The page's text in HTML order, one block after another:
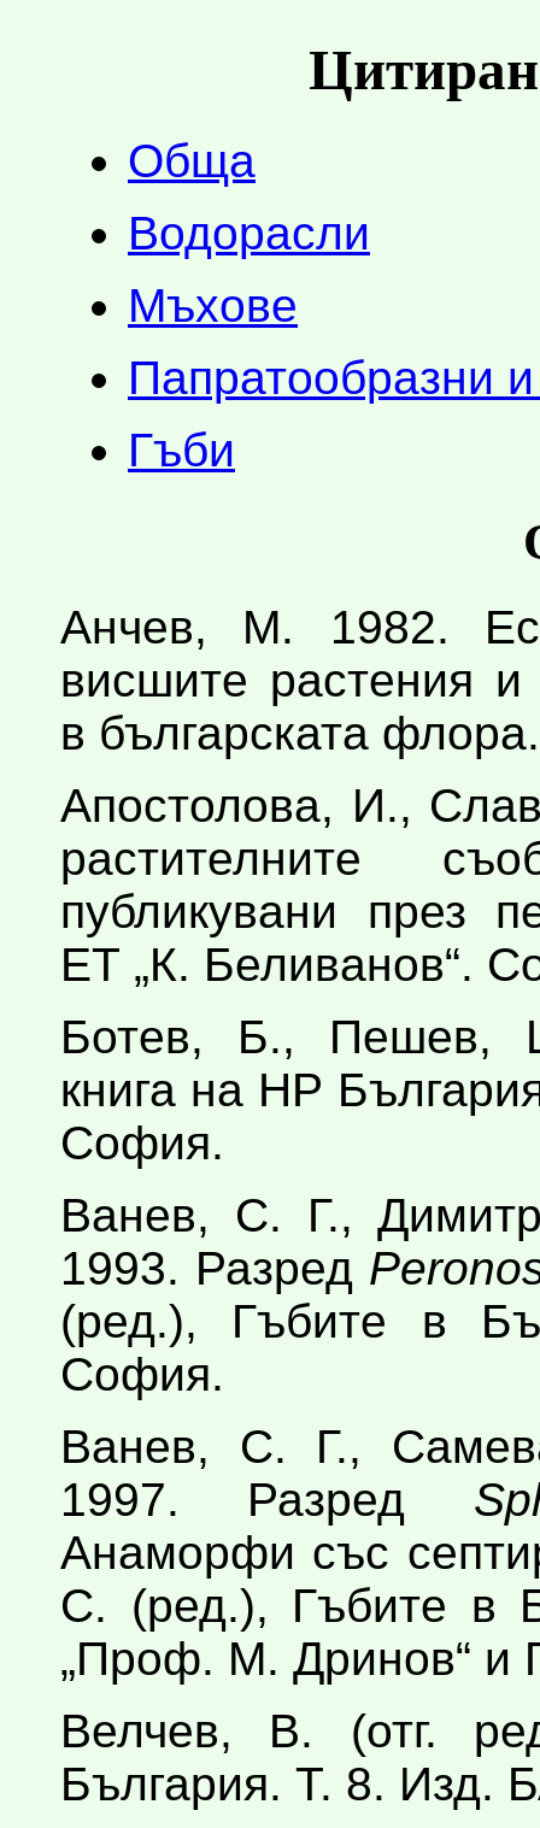
Обща
Водорасли
Мъхове
Папратообразни
Гъби
Анчев, М. 1982.
висшите растения и
в българската
Апостолова, И.,
растителните
публикувани през
ЕТ „К. Беливанов“.
Ботев, Б., Пешев,
книга на НР
София.
Ванев, С. Г.,
1993. Разред
(ред.), Гъбите в
София.
Ванев, С. Г.,
1997. Разред
Анаморфи със
С. (ред.), Гъбите в
„Проф. М. Дринов“ и
Велчев, В. (отг.
България. Т. 8. Изд.